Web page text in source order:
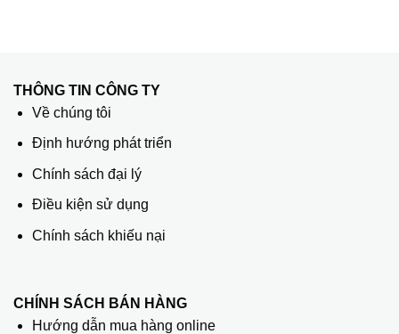
THÔNG TIN CÔNG TY
Về chúng tôi
Định hướng phát triển
Chính sách đại lý
Điều kiện sử dụng
Chính sách khiếu nại
CHÍNH SÁCH BÁN HÀNG
Hướng dẫn mua hàng online